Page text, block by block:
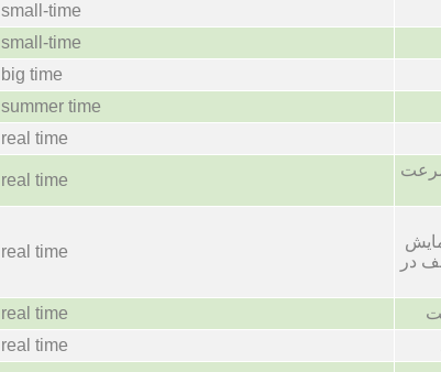
small-time
small-time
big time
summer time
real time
real time
real time
در
real time
real time